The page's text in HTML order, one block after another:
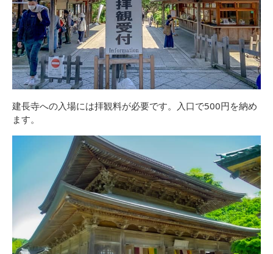
建長寺への入場には拝観料が必要です。入口で500円を納め
ます。